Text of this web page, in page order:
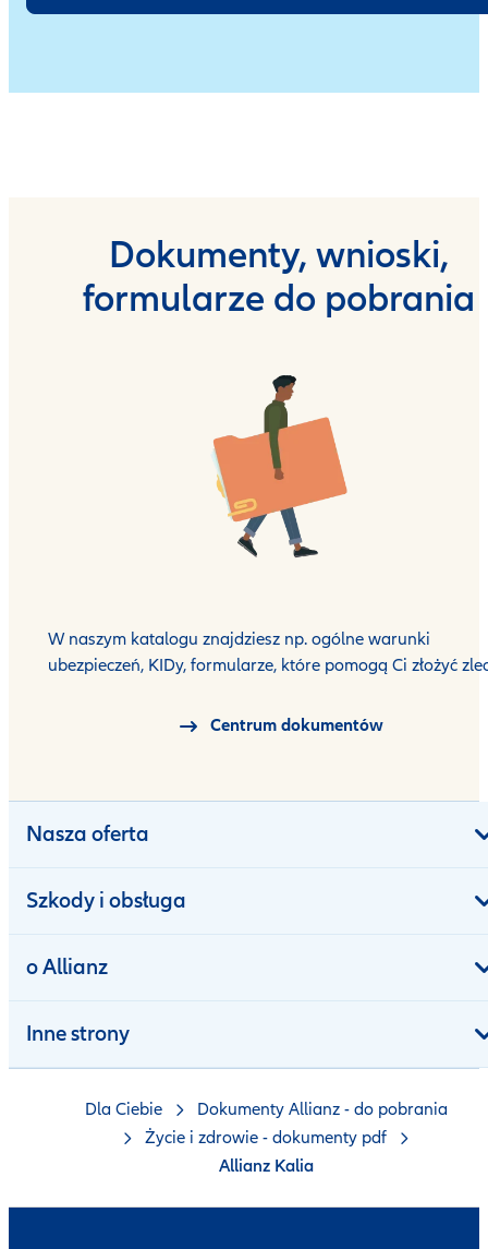
Dokumenty, wnioski,
formularze do pobrania
W naszym katalogu znajdziesz np. ogólne warunki
ubezpieczeń, KIDy, formularze, które pomogą Ci złożyć
Centrum dokumentów
Nasza oferta
Szkody i obsługa
o Allianz
Inne strony
Dla Ciebie
Dokumenty Allianz - do pobrania
Życie i zdrowie - dokumenty pdf
Allianz Kalia